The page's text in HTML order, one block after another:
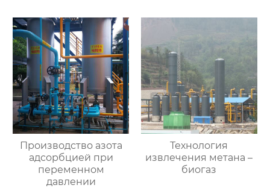
Производство азота
адсорбцией при
переменном
давлении
Технология
извлечения метана –
биогаз